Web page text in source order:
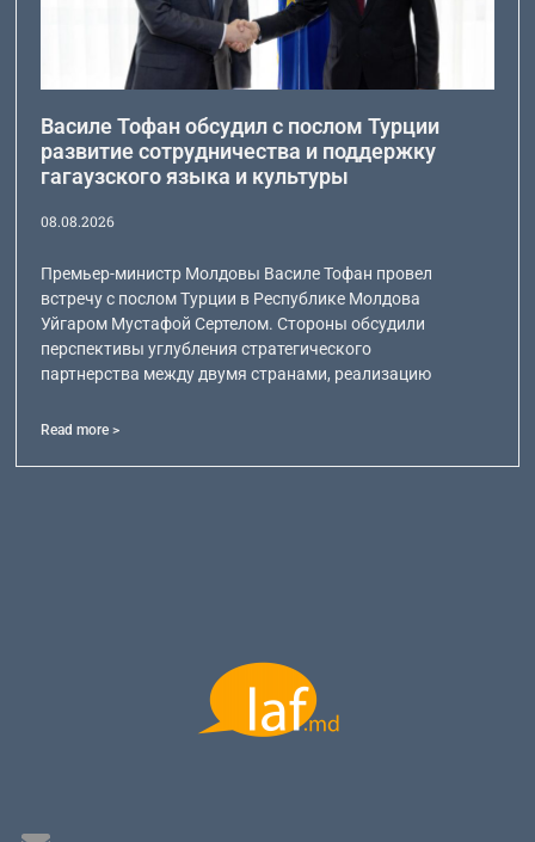
Василе Тофан обсудил с послом Турции
развитие сотрудничества и поддержку
гагаузского языка и культуры
08.08.2026
Премьер-министр Молдовы Василе Тофан провел
встречу с послом Турции в Республике Молдова
Уйгаром Мустафой Сертелом. Стороны обсудили
перспективы углубления стратегического
партнерства между двумя странами, реализацию
Read more >